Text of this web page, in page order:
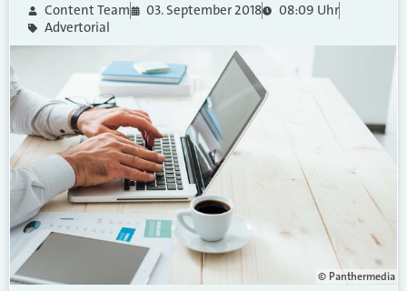
Content Team 03. September 2018
08:09 Uhr
Advertorial
© Panthermedia